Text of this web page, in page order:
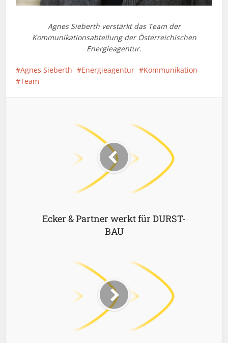
Agnes Sieberth verstärkt das Team der
Kommunikationsabteilung der Österreichischen
Energieagentur.
Agnes Sieberth Energieagentur
Kommunikation
Team
Ecker & Partner werkt für DURST-
BAU